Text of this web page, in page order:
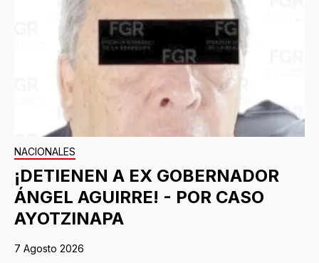
NACIONALES
¡DETIENEN A EX GOBERNADOR
ÁNGEL AGUIRRE! - POR CASO
AYOTZINAPA
7 Agosto 2026